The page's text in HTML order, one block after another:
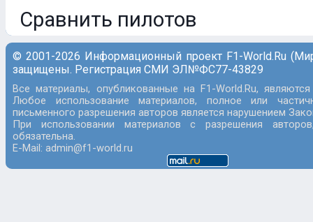
Сравнить пилотов
© 2001-2026 Информационный проект F1-World.Ru
защищены. Регистрация СМИ ЭЛ№ФС77-43829
Все материалы, опубликованные на F1-World.Ru,
Любое использование материалов, полное или
письменного разрешения авторов является нарушением
При использовании материалов с разрешения
обязательна.
E-Mail: admin@f1-world.ru